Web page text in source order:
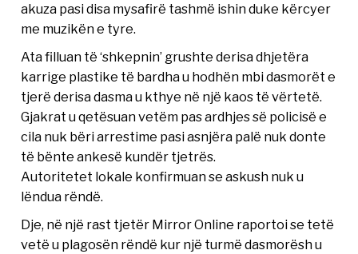
akuza pasi disa mysafirë tashmë ishin duke kërcyer
me muzikën e tyre.
Ata filluan të ‘shkepnin’ grushte derisa dhjetëra
karrige plastike të bardha u hodhën mbi dasmorët e
tjerë derisa dasma u kthye në një kaos të vërtetë.
Gjakrat u qetësuan vetëm pas ardhjes së policisë e
cila nuk bëri arrestime pasi asnjëra palë nuk donte
të bënte ankesë kundër tjetrës.
Autoritetet lokale konfirmuan se askush nuk u
lëndua rëndë.
Dje, në një rast tjetër Mirror Online raportoi se tetë
vetë u plagosën rëndë kur një turmë dasmorësh u